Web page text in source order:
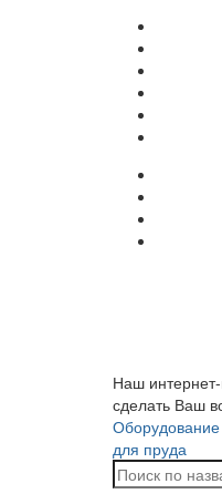
Наш
сделать Ваш
Оборудование
для пруда